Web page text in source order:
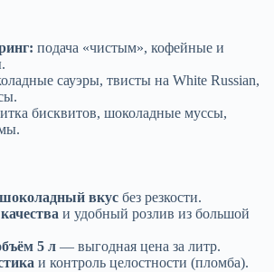
подача «чистым», кофейные и
сауэры, твисты на White Russian,
бисквитов, шоколадные муссы,
вкус без резкости.
и удобный розлив из большой
5 л — выгодная цена за литр.
и контроль целостности (пломба).